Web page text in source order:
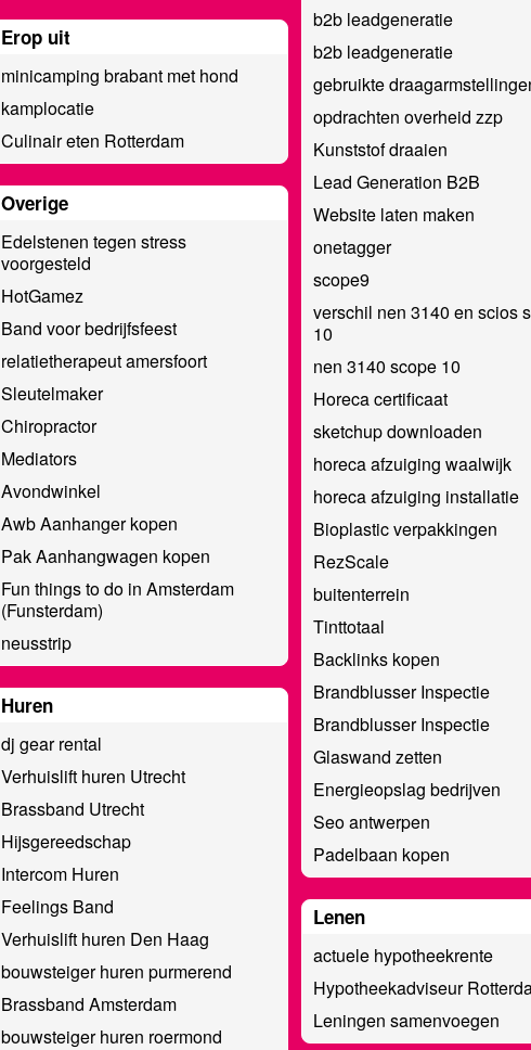
Erop uit
minicamping brabant met hond
kamplocatie
Culinair eten Rotterdam
Overige
Edelstenen tegen stress
voorgesteld
HotGamez
Band voor bedrijfsfeest
relatietherapeut amersfoort
Sleutelmaker
Chiropractor
Mediators
Avondwinkel
Awb Aanhanger kopen
Pak Aanhangwagen kopen
Fun things to do in Amsterdam
(Funsterdam)
neusstrip
Huren
dj gear rental
Verhuislift huren Utrecht
Brassband Utrecht
Hijsgereedschap
Intercom Huren
Feelings Band
Verhuislift huren Den Haag
bouwsteiger huren purmerend
Brassband Amsterdam
bouwsteiger huren roermond
b2b leadgeneratie
b2b leadgeneratie
gebruikte
opdrachten overheid zzp
Kunststof draaien
Lead Generation B2B
Website laten maken
onetagger
scope9
verschil nen 3140 en scios
10
nen 3140 scope 10
Horeca certificaat
sketchup downloaden
horeca afzuiging waalwijk
horeca afzuiging installatie
Bioplastic verpakkingen
RezScale
buitenterrein
Tinttotaal
Backlinks kopen
Brandblusser Inspectie
Brandblusser Inspectie
Glaswand zetten
Energieopslag bedrijven
Seo antwerpen
Padelbaan kopen
Lenen
actuele hypotheekrente
Hypotheekadviseur
Leningen samenvoegen